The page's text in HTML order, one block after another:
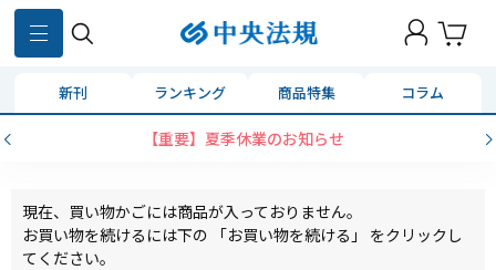
新刊 ランキング 商品特集 コラム
【重要】夏季休業のお知らせ
現在、買い物かごには商品が入っておりません。
お買い物を続けるには下の 「お買い物を続ける」 をクリックし
てください。